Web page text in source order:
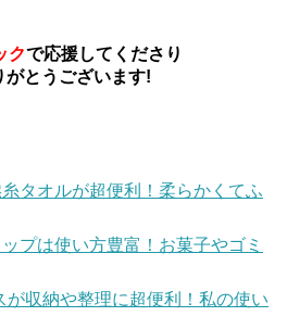
クで応援してくださり
がとうございます!
タオルが超便利！柔らかくてふ
プは使い方豊富！お菓子やゴミ
が収納や整理に超便利！私の使い